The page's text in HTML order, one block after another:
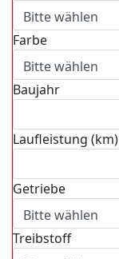
Farbe
Baujahr
Laufleistung (km)
Getriebe
Treibstoff